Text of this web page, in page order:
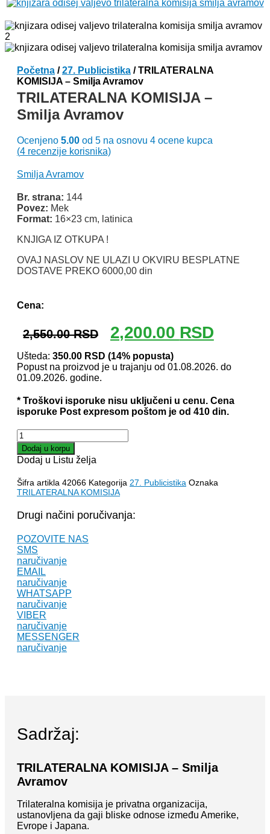
Početna /27. Publicistika / TRILATERALNA
KOMISIJA – Smilja Avramov
TRILATERALNA KOMISIJA –
Smilja Avramov
Ocenjeno 5.00 od 5 na osnovu 4 ocene kupca
(4 recenzije korisnika)
Smilja Avramov
Br. strana: 144
Povez: Mek
Format: 16×23 cm, latinica
KNJIGA IZ OTKUPA !
OVAJ NASLOV NE ULAZI U OKVIRU BESPLATNE
DOSTAVE PREKO 6000,00 din
Cena:
2,550.00RSD
Originalna
cena
je
bila:
2,200.00 RSDTrenutna
cena
2,200.00
Ušteda: 350.00 RSD (14% popusta)
Popust na proizvod je u trajanju od 01.08.2026. do
01.09.2026. godine.
* Troškovi isporuke nisu uključeni u cenu. Cena
isporuke Post expresom poštom je od 410 din.
TRILATERALNA
KOMISIJA
–
Smilja
Avramov
količina
Dodaj u korpu
Dodaj u Listu želja
Šifra artikla 42066 Kategorija 27. Publicistika Oznaka
TRILATERALNA KOMISIJA
Drugi načini poručivanja:
POZOVITE NAS
SMS
naručivanje
EMAIL
naručivanje
WHATSAPP
naručivanje
VIBER
naručivanje
MESSENGER
naručivanje
Sadržaj:
TRILATERALNA KOMISIJA – Smilja
Avramov
Trilateralna komisija je privatna organizacija,
ustanovljena da gaji bliske odnose između Amerike,
Evrope i Japana.